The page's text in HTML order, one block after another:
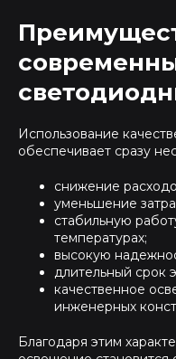
Использование
обеспечивает сразу
снижение
уменьшение
стабильную
температурах;
высокую
длительный срок
качественное
инженерных
Благодаря этим